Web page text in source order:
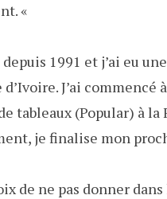
«
1991 et j’ai eu
J’ai commencé
tableaux (Popular) à la
je finalise mon
de ne pas donner dans